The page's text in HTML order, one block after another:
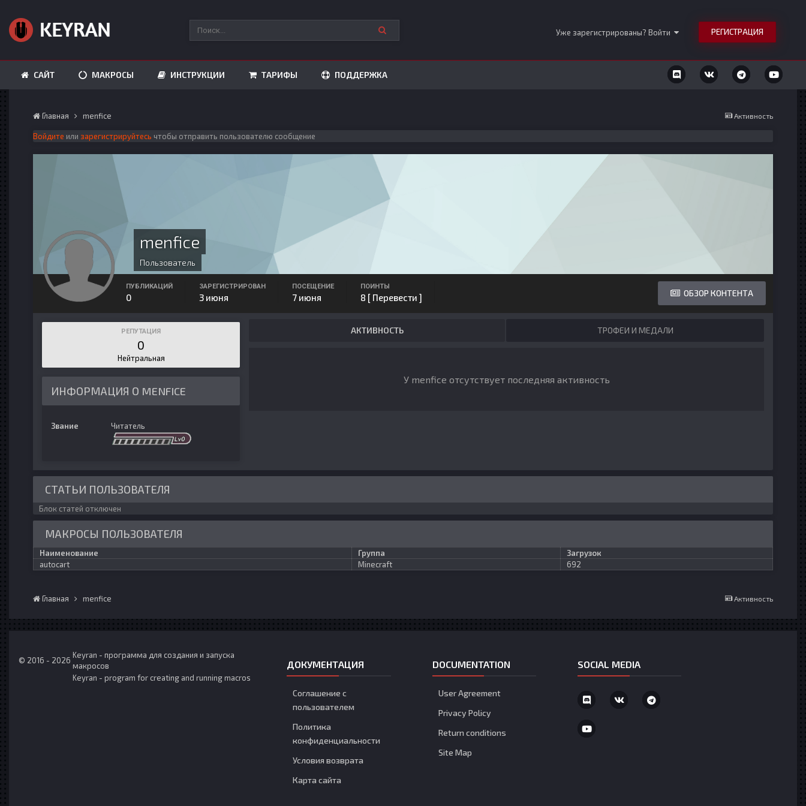
Уже зарегистрированы? Войти РЕГИСТРАЦИЯ
САЙТ МАКРОСЫ ИНСТРУКЦИИ ТАРИФЫ ПОДДЕРЖКА
Активность
Главная menfice
Войдите или зарегистрируйтесь чтобы отправить пользователю сообщение
menfice
Пользователь
ОБЗОР КОНТЕНТА
ПУБЛИКАЦИЙ
0
ЗАРЕГИСТРИРОВАН
3 июня
ПОСЕЩЕНИЕ
7 июня
ПОИНТЫ
8 [ Перевести ]
РЕПУТАЦИЯ
0
Нейтральная
ИНФОРМАЦИЯ О MENFICE
Звание Читатель
АКТИВНОСТЬ ТРОФЕИ И МЕДАЛИ
У menfice отсутствует последняя активность
СТАТЬИ ПОЛЬЗОВАТЕЛЯ
Блок статей отключен
МАКРОСЫ ПОЛЬЗОВАТЕЛЯ
Наименование Группа
Загрузок
autocart
Minecraft 692
Активность
Главная menfice
© 2016 - 2026
Keyran - программа для создания и запуска
макросов
Keyran - program for creating and running macros
ДОКУМЕНТАЦИЯ
Соглашение с
пользователем
Политика
конфиденциальности
Условия возврата
Карта сайта
DOCUMENTATION
User Agreement
Privacy Policy
Return conditions
Site Map
SOCIAL MEDIA